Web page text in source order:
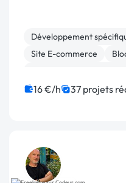
Développement
Site E-commerce
IoT
Dropshipping
16 €/h 37 projets